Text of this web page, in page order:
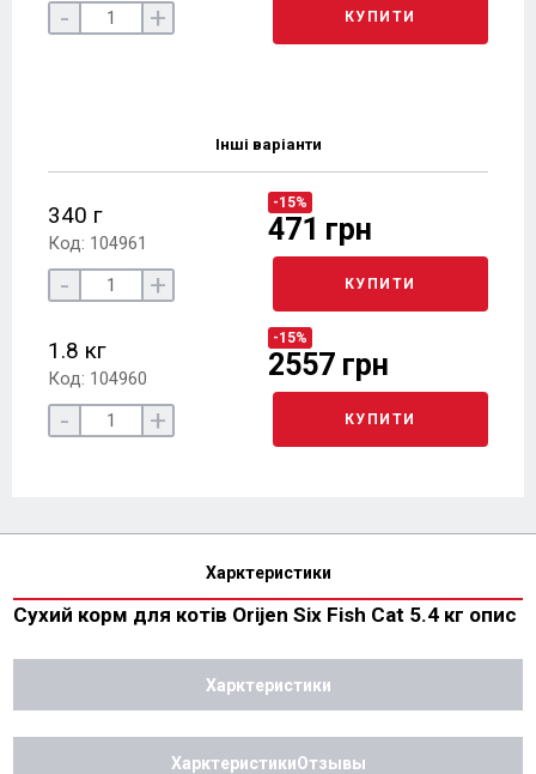
- + КУПИТИ
Інші варіанти
340 г
Код: 104961
-15%
471 грн
- + КУПИТИ
1.8 кг
Код: 104960
-15%
2557 грн
- + КУПИТИ
Харктеристики
Сухий корм для котів Orijen Six Fish Cat 5.4 кг опис
Харктеристики
ХарктеристикиОтзывы